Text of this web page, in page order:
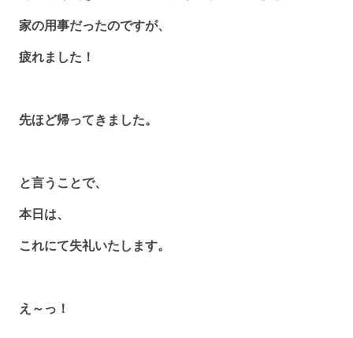
家の用事だったのですが、
疲れました！
先ほど帰ってきました。
と言うことで、
本日は、
これにて失礼いたします。
え～っ！